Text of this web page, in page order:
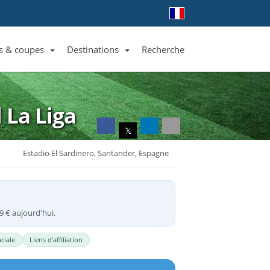
Liste des clubs et équipes
& coupes
Liste des ligues et coupes
Destinations
Toutes les destinations
Recherche
La Liga
𝕏
Estadio El Sardinero, Santander, Espagne
€ aujourd'hui.
Liens d'affiliation